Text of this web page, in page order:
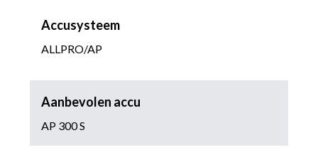
Accusysteem
ALLPRO/AP
Aanbevolen accu
AP 300 S